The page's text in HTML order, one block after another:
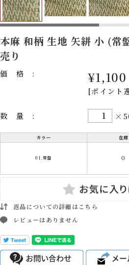
本麻 和柄 生地 矢絣 小 (常
売り
価格: ¥1,100
[ポイント
数量:
カラー 在庫
01.常盤 ◎
返品についての詳細はこちら
レビューはありません